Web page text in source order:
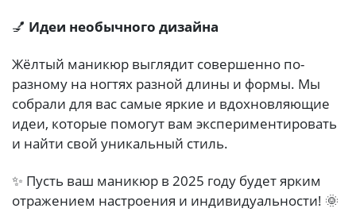
💅 Идеи необычного дизайна
Жёлтый маникюр выглядит совершенно по-
разному на ногтях разной длины и формы. Мы
собрали для вас самые яркие и вдохновляющие
идеи, которые помогут вам экспериментировать
и найти свой уникальный стиль.
✨ Пусть ваш маникюр в 2025 году будет ярким
отражением настроения и индивидуальности! 🌞